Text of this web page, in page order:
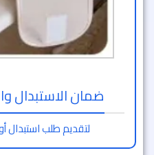
ضمان الاستبدال
لتقديم طلب استبدال